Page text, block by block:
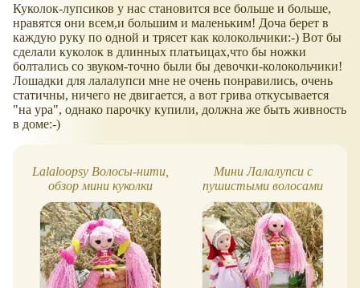
Куколок-лупсиков у нас становится все больше и больше,
нравятся они всем,и большим и маленьким! Доча берет в
каждую руку по одной и трясет как колокольчики:-) Вот бы
сделали куколок в длинных платьицах,что бы ножки
болтались со звуком-точно были бы девочки-колокольчики!
Лошадки для лалалупси мне не очень понравились, очень
статичны, ничего не двигается, а вот грива откусывается
"на ура", однако парочку купили, должна же быть живность
в доме:-)
Lalaloopsy Волосы-нити,
обзор мини куколки
Мини Лалалупси с
пушистыми волосами